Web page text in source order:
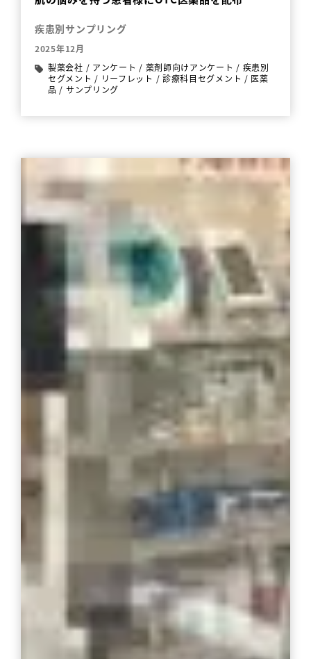
疾患別サンプリング
2025年12月
製薬会社 / アンケート / 薬剤師向けアンケート / 疾患別
セグメント / リーフレット / 診療科目セグメント / 医薬
品 / サンプリング